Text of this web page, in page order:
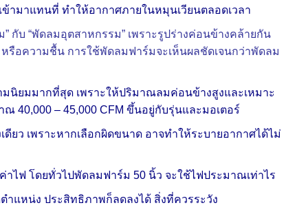
ามาแทนที่ ทำให้อากาศภายในหมุนเวียนตลอดเวลา
บ “พัดลมอุตสาหกรรม” เพราะรูปร่างค่อนข้างคล้ายกัน
อความชื้น การใช้พัดลมฟาร์มจะเห็นผลชัดเจนกว่าพัดลม
นิยมมากที่สุด เพราะให้ปริมาณลมค่อนข้างสูงและเหมาะ
40,000 – 45,000 CFM ขึ้นอยู่กับรุ่นและมอเตอร์
ยว เพราะหากเลือกผิดขนาด อาจทำให้ระบายอากาศได้ไม่
ไฟ โดยทั่วไปพัดลมฟาร์ม 50 นิ้ว จะใช้ไฟประมาณเท่าไร
แหน่ง ประสิทธิภาพก็ลดลงได้ สิ่งที่ควรระวัง